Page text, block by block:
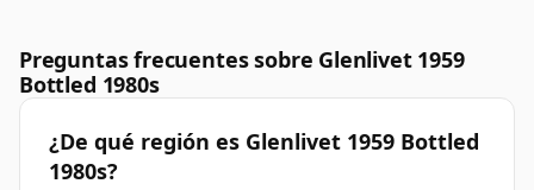
Preguntas frecuentes sobre Glenlivet 1959
Bottled 1980s
¿De qué región es Glenlivet 1959 Bottled
1980s?